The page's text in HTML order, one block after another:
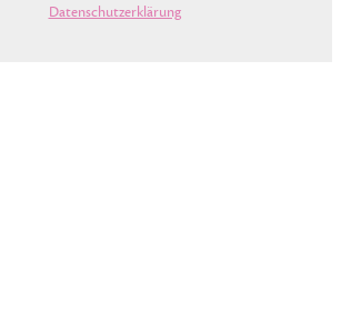
Datenschutzerklärung